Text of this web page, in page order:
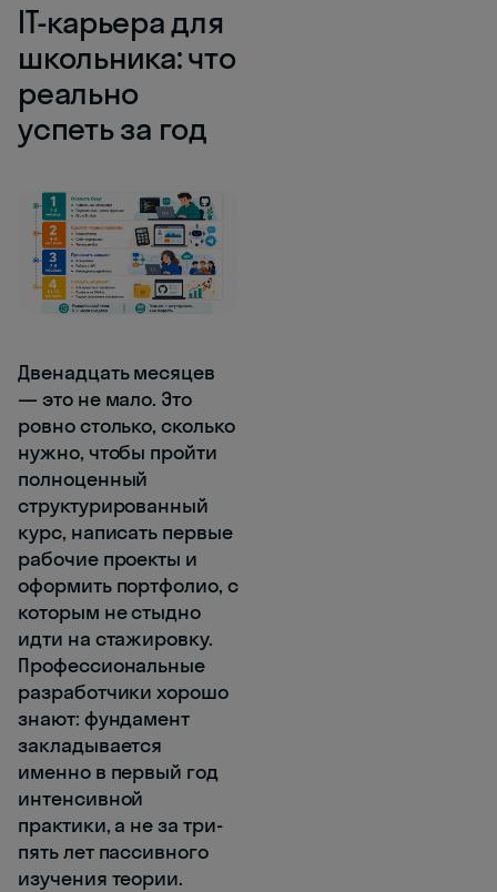
IT-карьера для
школьника: что
реально
успеть за год
Двенадцать месяцев
— это не мало. Это
ровно столько, сколько
нужно, чтобы пройти
полноценный
структурированный
курс, написать первые
рабочие проекты и
оформить портфолио, с
которым не стыдно
идти на стажировку.
Профессиональные
разработчики хорошо
знают: фундамент
закладывается
именно в первый год
интенсивной
практики, а не за три-
пять лет пассивного
изучения теории.